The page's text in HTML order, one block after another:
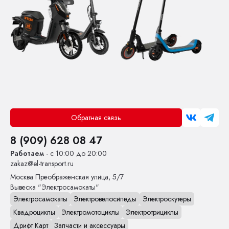
Обратная связь
8 (909) 628 08 47
Работаем - с 10:00 до 20:00
zakaz@el-transport.ru
Москва Преображенская улица, 5/7
Вывеска "Электросамокаты"
Электросамокаты
Электровелосипеды
Электроскутеры
Квадроциклы
Электромотоциклы
Электротрициклы
Дрифт Карт Запчасти и аксессуары